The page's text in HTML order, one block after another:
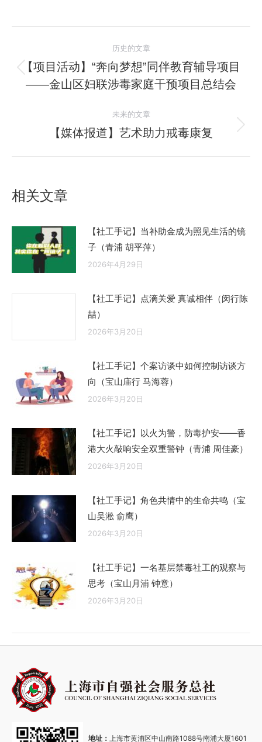
章
导
历史的文章
历
史
章：
【项目活动】“奔向梦想”同伴教育辅导项目
——金山区妇联涉毒家庭干预项目总结会
未来的文章
未
【媒体报道】艺术助力戒毒康复
相关文章
【社工手记】当补助金成为照见生活的镜
子（青浦 胡平萍）
2026年4月29日
【社工手记】点滴关爱 真诚相伴（闵行陈
喆）
2026年3月20日
【社工手记】个案访谈中如何控制访谈方
向（宝山庙行 马海蓉）
2026年3月20日
【社工手记】以火为警，防毒护安——香
港大火敲响安全双重警钟（青浦 周佳豪）
2026年3月20日
【社工手记】角色共情中的生命共鸣（宝
山吴淞 俞鹰）
2026年3月20日
【社工手记】一名基层禁毒社工的观察与
思考（宝山月浦 钟意）
2026年3月20日
地址： 上海市黄浦区中山南路1088号南浦大厦1601